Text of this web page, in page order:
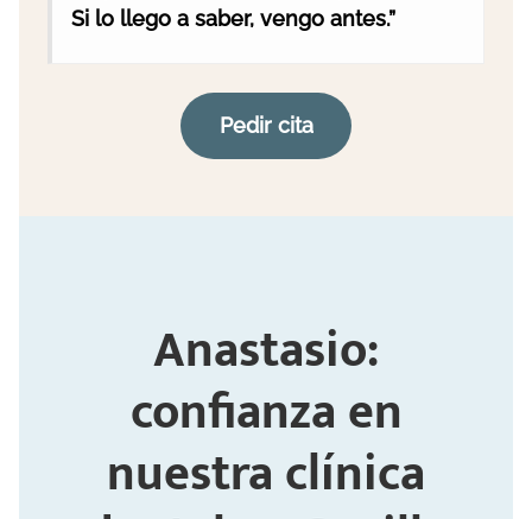
Si lo llego a saber, vengo antes.”
Pedir cita
Anastasio:
confianza en
nuestra clínica